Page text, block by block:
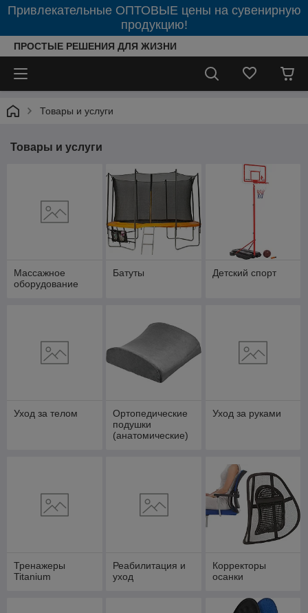
Привлекательные ОПТОВЫЕ цены на сувенирную
продукцию!
ПРОСТЫЕ РЕШЕНИЯ ДЛЯ ЖИЗНИ
Товары и услуги
Товары и услуги
Массажное
оборудование
Батуты Детский спорт
Уход за телом
Ортопедические
подушки
(анатомические)
Уход за руками
Тренажеры
Titanium
Реабилитация и
уход
Корректоры
осанки